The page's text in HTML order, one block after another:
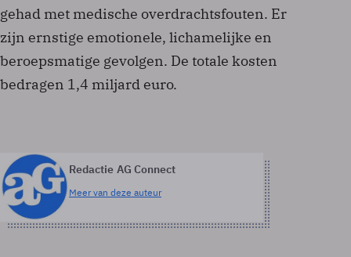
gehad met medische overdrachtsfouten. Er
zijn ernstige emotionele, lichamelijke en
beroepsmatige gevolgen. De totale kosten
bedragen 1,4 miljard euro.
Redactie AG Connect
Meer van deze auteur